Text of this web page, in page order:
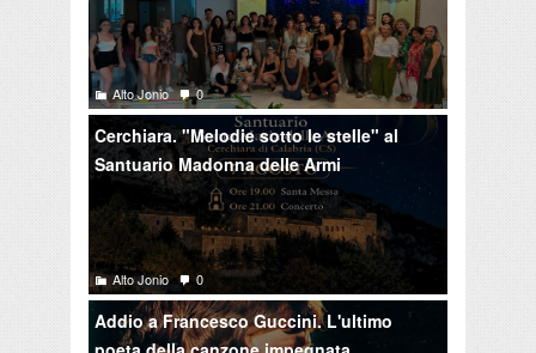
Alto Jonio 0
Cerchiara. "Melodie sotto le stelle" al
Santuario Madonna delle Armi
Alto Jonio 0
Addio a Francesco Guccini. L'ultimo